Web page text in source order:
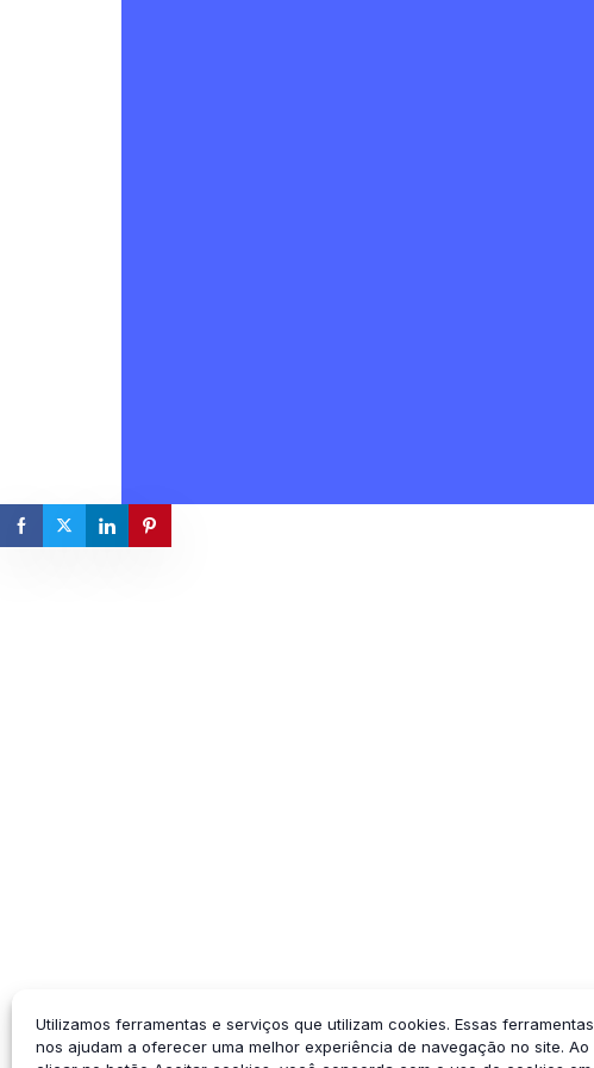
Utilizamos ferramentas e serviços que utilizam cookies. Essas ferramentas
nos ajudam a oferecer uma melhor experiência de navegação no site. Ao